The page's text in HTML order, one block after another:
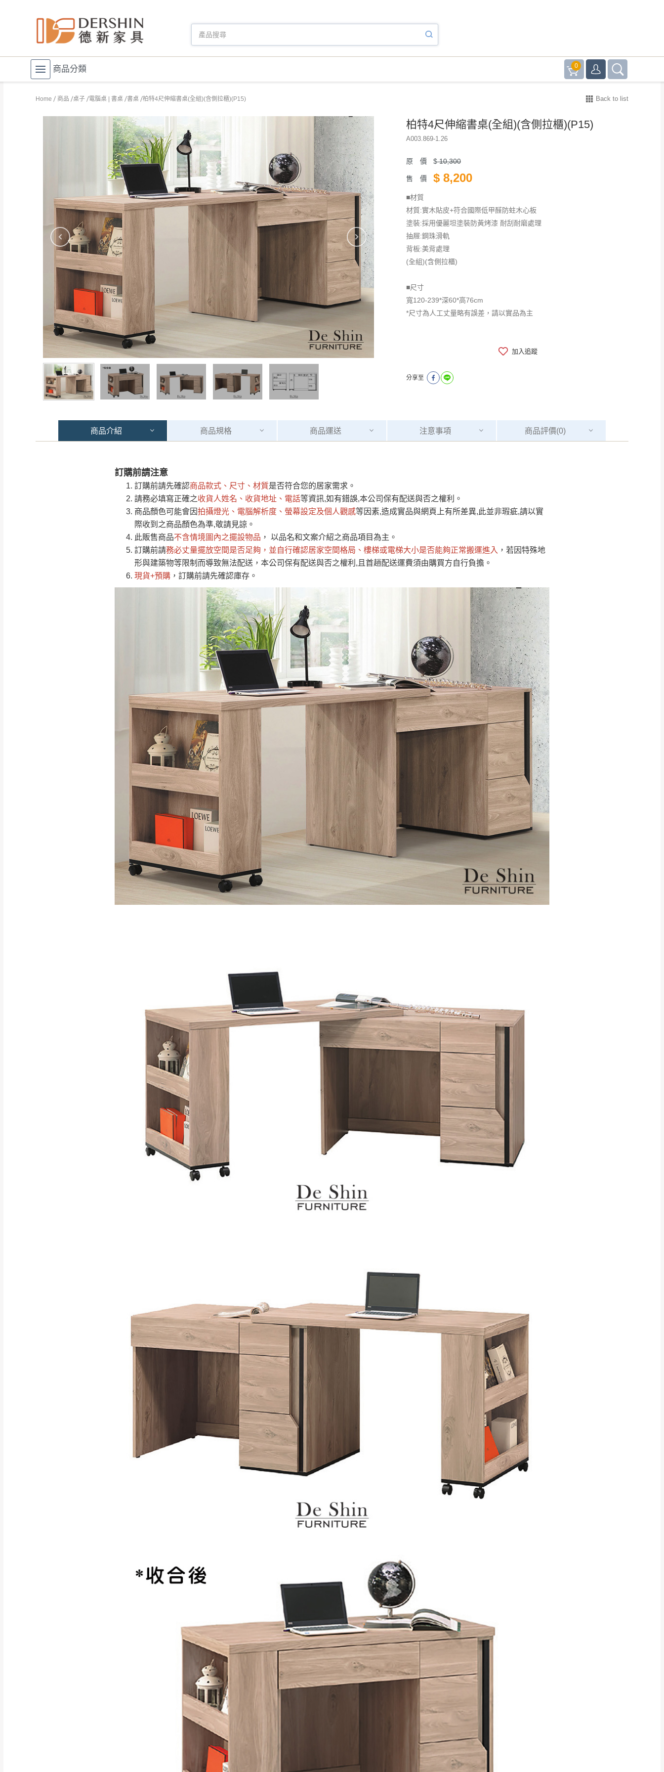
商品分類 0
Home 商品 桌子 電腦桌 | 書桌 書桌 柏特4尺伸縮書桌(全組)(含側拉櫃)(P15) Back to list
柏特4尺伸縮書桌(全組)(含側拉櫃)(P15)
A003.869-1.26
原 價 $10,300
售 價 $ 8,200
■材質
材質:實木貼皮+符合國際低甲醛防蛀木心板
塗裝:採用優麗坦塗裝防黃烤漆 耐刮耐磨處理
抽屜:鋼珠滑軌
背板:美背處理
(全組)(含側拉櫃)
■尺寸
寬120-239*深60*高76cm
*尺寸為人工丈量略有誤差，請以實品為主
加入追蹤
分享至
商品介紹 商品規格 商品運送 注意事項 商品評價(0)
訂購前請注意
訂購前請先確認商品款式、尺寸、材質是否符合您的居家需求。
請務必填寫正確之收貨人姓名、收貨地址、電話等資訊,如有錯誤,本公司保有配送與否之權利。
商品顏色可能會因拍攝燈光、電腦解析度、螢幕設定及個人觀感等因素,造成實品與網頁上有所差異,此並非瑕疵,請以實
際收到之商品顏色為準,敬請見諒。
此販售商品不含情境圖內之擺設物品 ， 以品名和文案介紹之商品項目為主。
訂購前請務必丈量擺放空間是否足夠 ，並自行確認居家空間格局、 樓梯或電梯大小是否能夠正常搬運進入 ，若因特殊地
形與建築物等限制而導致無法配送，本公司保有配送與否之權利,且首趟配送運費須由購買方自行負擔。
現貨+預購 ，訂購前請先確認庫存。
運 費 說 明
運送地區
桃園
免 運 費
＊A108產品另收運費
復興鄉
峨眉鄉、五峰鄉、橫山、北埔鄉、尖石
鄉、寶山鄉山區、新埔山區、芎林山區、
關西 玉山里
無
雙溪、貢寮、烏來、平溪、九份、石
門、林口 下福里、新店山區、三峽山區、
石碇、坪林、福隆、淡水山區、北投湖山
路、深坑山區
基隆
$ 9,000以上：免運費
$ 9,000以下：NT$500元
＊A108產品另收運費
基隆山區
苗栗
卓蘭鎮、三灣、通霄山區、西湖、泰安
鄉、大湖鄉、頭屋、獅潭鄉
配送天數：5~14天
到貨時間：指定送貨日當天以電話聯絡確認
｜周（一）配送部門固定公休無送貨｜
台北市、新北市地區固定每周(三)、(日)兩天收送貨
。
其它注意事項
本司貨車運送如因路況不佳、天候惡劣、過於偏遠之山區內等，或收貨地點搬運過於困難等因素，導致無法順利配送，
本公司除了盡最大努力完成配送外，視狀況保有出貨的權利。
保護物流人員的工作安全，賣家無提供吊掛服務，若需以吊車或其他的吊掛方式吊運，費用將由買方自行支付。
因大型傢俱有組裝、配送的問題，並非一般快速到貨商品，無法指定特定時間送達，司機當天到貨前皆會再與您通知，
讓您不用整天在家等貨，以免浪費你的寶貴時間。
如遇自然災害、政府宣布之災害警報等不可抗力情事，而危及運送人員輸送之安全，本司得視狀況延後或停止運送服
務。
百貨公司配送暫無法配合開店前、閉店後時段，並送至百貨公司卸貨區為限，恕無法送至指定樓面。《 如遇百貨周年慶
期間，恕暫停百貨公司相關運送 》
無回收家具服務，若需回收家俱可聯絡當地請清潔隊回收,免付費清運專線：0800-085-717
注意事項：
由於品項繁多，網頁無法及時更新，如有需要購買商品，請於出發前來電或到「官方Line客服」來信確
認商品是否有「現貨」與 「金額」。
若商品價格或庫存有異常，商家有權取消訂單。
接單後二日內(不含例假日)，我們客服會與您電話聯絡或E-Mail通知確認訂單。
（線上客服 LINE → @dershin）
下單前先詢問是否現貨，若未詢問下單後無現貨我們客服會再來電或E-Mail與您聯絡
（洽詢方式請搜尋 Line ID →
運送範圍：限定北至基隆，南至苗栗，偏遠地區恕無法提供運送 (詳見運送規章)。
苗栗至基隆；其它地區暫不開放，如因特殊地型限制(山區、鄉、鎮、村)、樓梯太小、無法搬運上樓等因
素，導致無法配送，本公司保有出貨的權利。
保護物流人員的工作安全，賣家無提供吊掛服務，若需以吊車或其他的吊掛方式吊運，費用將由買方自
因大型傢俱有組裝、配送的問題，並非一般快速到貨商品，無法指定特定時間送達，司機當天到貨前皆
會再與您通知，讓你不用整天在家等貨，以節省您的寶貴時間。
由於百貨公司配送較為不易，故暫無法配送至百貨公司內部。
發票寄送：
若您選擇三聯式或索取兩聯式發票，發票將於商品完成出貨15個工作天另行寄出，另外約加上2~7個工作天內
送達，如遇國定假日將順延寄送。
退換貨說明：
若收到不良品，請於到貨日起七日內通知本公司客服人員，我們將為您更換新品，運費皆由本站負責，
所有退回及換貨之商品必須是全新狀態且完整包裝，床墊、床包、枕頭類產品需為未拆封狀態(請保持商
品、附件、包裝、廠商紙及所有附隨文件或資料之完整性)，若未依照上述方式處理，恕無法接受退貨。
由於透過電腦螢幕選購商品，可能會因個人電腦螢幕的設定色差或解析度等因素， 與實際商品的顏色、
質感稍有不同，如因此而需退換貨，
，請您訂購前詳加確認。(包含商品尺寸
是否合適)。
訂購前請確認商品尺寸，大型物件因為人工丈量，難免會有些許誤差值(約正負0.5CM) 詳細尺寸以實品
為主。
為因素導致商品損壞、零件短缺，則維修、搬運費用，需由消費者自行吸收(另事先與消費者報價，消費
者同意將會進行維修)。
到貨7日內為鑑賞期(注意:鑑賞期非試用期)，若非商品品質瑕疵問題於鑑賞期內退貨之情形，我們需酌收
退貨運費。
如欲放置營業場所及公開場合之商品則無享有商品一年保固之服務。
訂單成立 時請儘速於三日內完成付款， 交易恕不殺價，商品均已最低價格售出，且在特定時日會給予折扣，
請密切注意。
三
日內若未接獲您的匯款或轉帳通知，商品將不予保留(訂單自動取消)。
無回收家具服務，若需回收家具可聯絡當地請清潔隊回收,免付費清運專線：0800-085-717。
全部 依評論高至低排列 依評論低至高排列 只顯示附上圖片